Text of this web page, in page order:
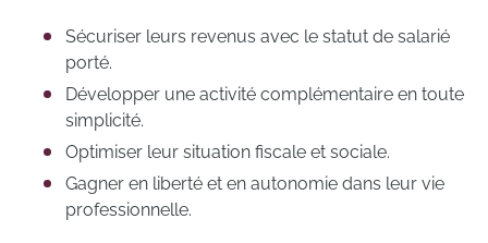
Sécuriser leurs revenus avec le statut de salarié
porté.
Développer une activité complémentaire en toute
simplicité.
Optimiser leur situation fiscale et sociale.
Gagner en liberté et en autonomie dans leur vie
professionnelle.